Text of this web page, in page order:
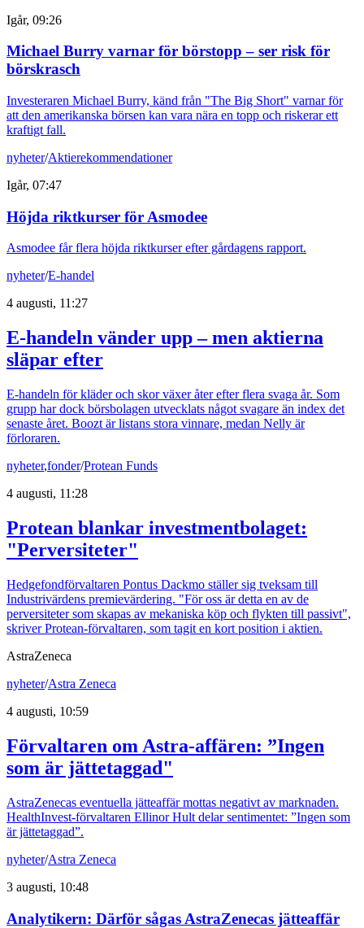
Igår, 09:26
Michael Burry varnar för börstopp – ser risk för
börskrasch
Investeraren Michael Burry, känd från "The Big Short" varnar för
att den amerikanska börsen kan vara nära en topp och riskerar ett
kraftigt fall.
nyheter/Aktierekommendationer
Igår, 07:47
Höjda riktkurser för Asmodee
Asmodee får flera höjda riktkurser efter gårdagens rapport.
nyheter/E-handel
4 augusti, 11:27
E-handeln vänder upp – men aktierna
släpar efter
E-handeln för kläder och skor växer åter efter flera svaga år. Som
grupp har dock börsbolagen utvecklats något svagare än index det
senaste året. Boozt är listans stora vinnare, medan Nelly är
förloraren.
nyheter,fonder/Protean Funds
4 augusti, 11:28
Protean blankar investmentbolaget:
"Perversiteter"
Hedgefondförvaltaren Pontus Dackmo ställer sig tveksam till
Industrivärdens premievärdering. "För oss är detta en av de
perversiteter som skapas av mekaniska köp och flykten till passivt",
skriver Protean-förvaltaren, som tagit en kort position i aktien.
AstraZeneca
nyheter/Astra Zeneca
4 augusti, 10:59
Förvaltaren om Astra-affären: ”Ingen
som är jättetaggad"
AstraZenecas eventuella jätteaffär mottas negativt av marknaden.
HealthInvest-förvaltaren Ellinor Hult delar sentimentet: ”Ingen som
är jättetaggad”.
nyheter/Astra Zeneca
3 augusti, 10:48
Analytikern: Därför sågas AstraZenecas jätteaffär